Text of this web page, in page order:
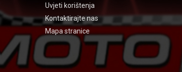
Uvjeti korištenja
Kontaktirajte nas
Mapa stranice